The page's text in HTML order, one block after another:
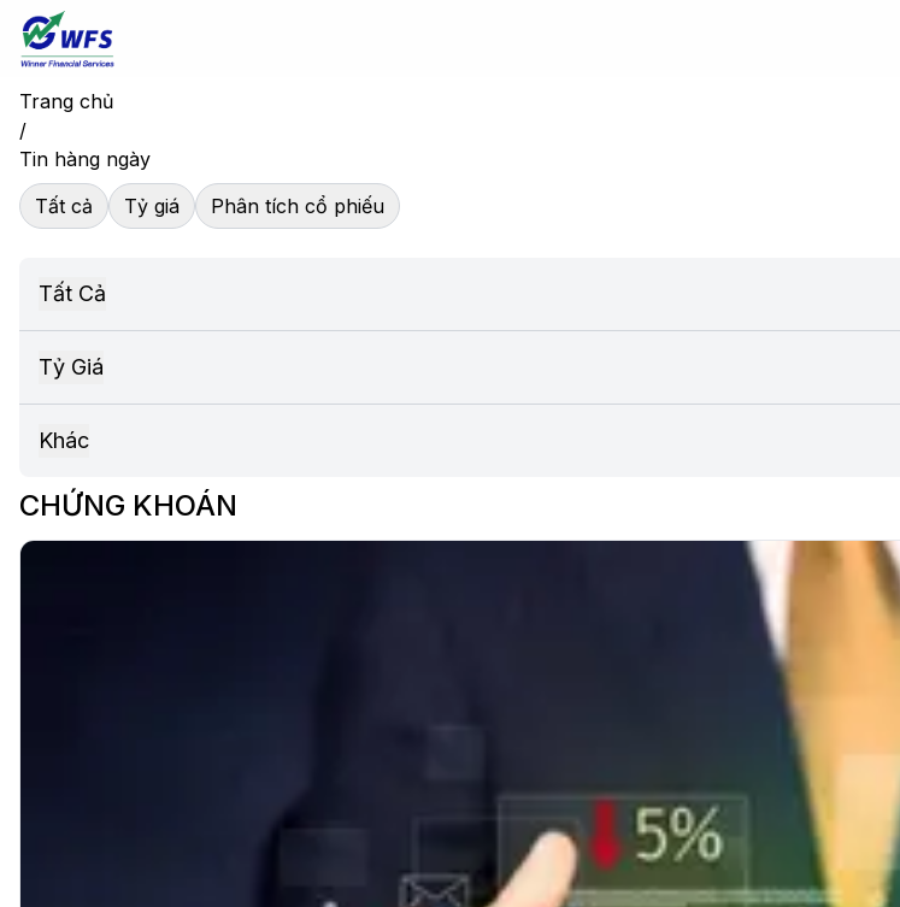
Trang chủ
/
Tin hàng ngày
Tất cả
Tỷ giá Phân tích cổ phiếu
Tất Cả
Tỷ Giá
Khác
CHỨNG KHOÁN